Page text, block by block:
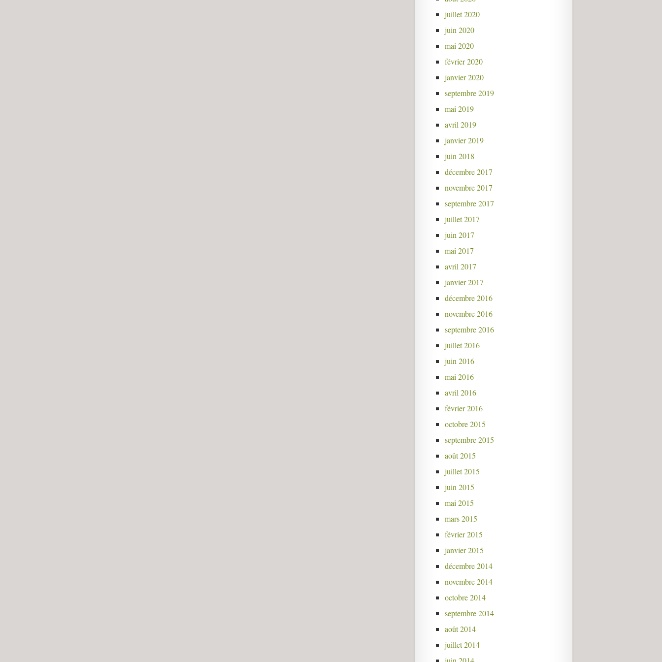
juillet 2020
juin 2020
mai 2020
février 2020
janvier 2020
septembre 2019
mai 2019
avril 2019
janvier 2019
juin 2018
décembre 2017
novembre 2017
septembre 2017
juillet 2017
juin 2017
mai 2017
avril 2017
janvier 2017
décembre 2016
novembre 2016
septembre 2016
juillet 2016
juin 2016
mai 2016
avril 2016
février 2016
octobre 2015
septembre 2015
août 2015
juillet 2015
juin 2015
mai 2015
mars 2015
février 2015
janvier 2015
décembre 2014
novembre 2014
octobre 2014
septembre 2014
août 2014
juillet 2014